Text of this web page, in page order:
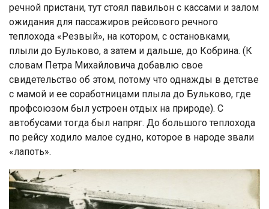
речной пристани, тут стоял павильон с кассами и залом
ожидания для пассажиров рейсового речного
теплохода «Резвый», на котором, с остановками,
плыли до Бульково, а затем и дальше, до Кобрина. (К
словам Петра Михайловича добавлю свое
свидетельство об этом, потому что однажды в детстве
с мамой и ее соработницами плыла до Бульково, где
профсоюзом был устроен отдых на природе). С
автобусами тогда был напряг. До большого теплохода
по рейсу ходило малое судно, которое в народе звали
«лапоть».